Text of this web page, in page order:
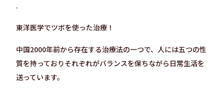
.
東洋医学でツボを使った治療！
中国2000年前から存在する治療法の一つで、人には五つの性
質を持っておりそれぞれがバランスを保ちながら日常生活を
送っています。